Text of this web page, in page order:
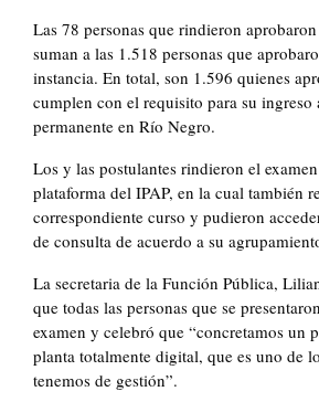
Las 78 personas que rindieron
suman a las 1.518 personas que
instancia. En total, son 1.596 quienes
cumplen con el requisito para su ingreso
permanente en Río Negro.
Los y las postulantes rindieron el
plataforma del IPAP, en la cual también
correspondiente curso y pudieron
de consulta de acuerdo a su
La secretaria de la Función Pública,
que todas las personas que se
examen y celebró que “concretamos un
planta totalmente digital, que es uno de
tenemos de gestión”.